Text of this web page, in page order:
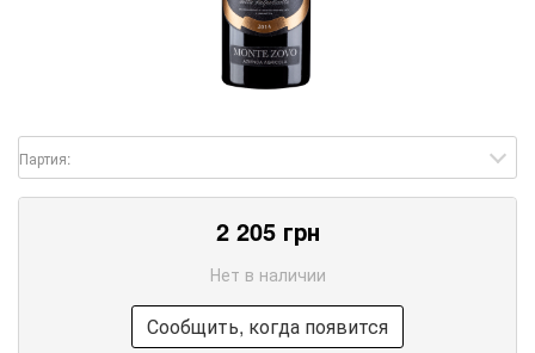
Партия:
2 205 грн
Нет в наличии
Сообщить, когда появится